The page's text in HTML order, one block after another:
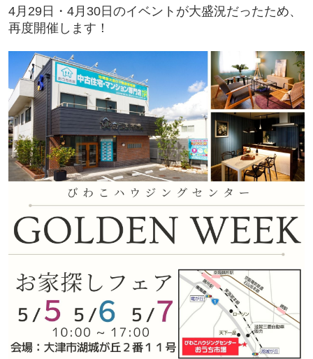
4月29日・4月30日のイベントが大盛況だったため、
再度開催します！